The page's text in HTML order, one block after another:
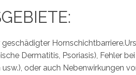
Dermatitis, Psoriasis), Fehler
oder auch Nebenwirkungen